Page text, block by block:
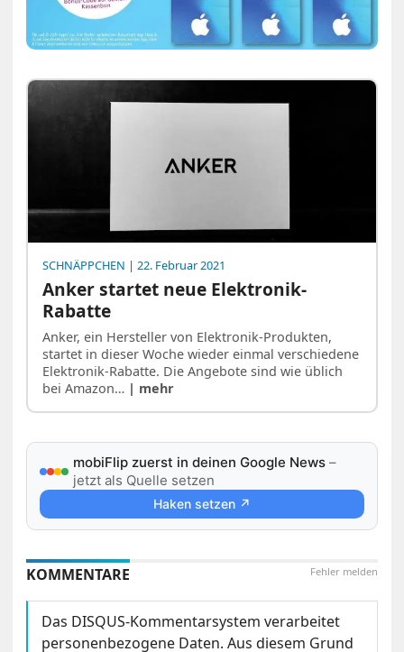
SCHNÄPPCHEN | 22. Februar 2021
Anker startet neue Elektronik-
Rabatte
Anker, ein Hersteller von Elektronik-Produkten,
startet in dieser Woche wieder einmal verschiedene
Elektronik-Rabatte. Die Angebote sind wie üblich
bei Amazon… | mehr
mobiFlip zuerst in deinen Google News –
jetzt als Quelle setzen
Haken setzen ↗
Fehler melden
KOMMENTARE
Das DISQUS-Kommentarsystem verarbeitet
personenbezogene Daten. Aus diesem Grund